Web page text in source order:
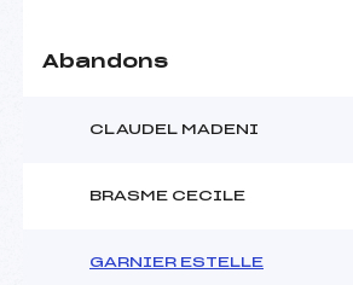
Abandons
CLAUDEL MADENI
BRASME CECILE
GARNIER ESTELLE